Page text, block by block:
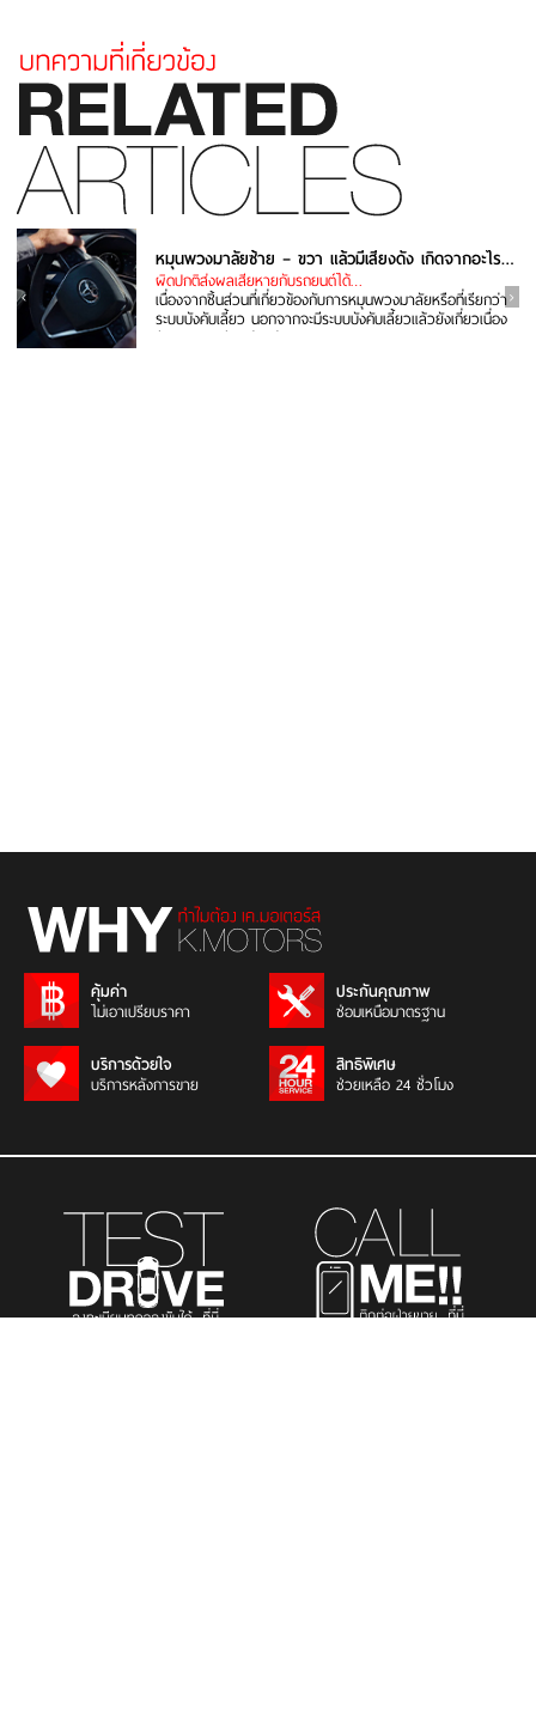
หมุนพวงมาลัยซ้าย – ขวา แล้วมีเสียงดัง เกิดจากอะไร แก้ยังไง
ผิดปกติส่งผลเสียหายกับรถยนต์ได้…
เนื่องจากชิ้นส่วนที่เกี่ยวข้องกับการหมุนพวงมาลัยหรือที่เรียกว่า
ระบบบังคับเลี้ยว นอกจากจะมีระบบบังคับเลี้ยวแล้วยังเกี่ยวเนื่อง
กับระบบรองรับ...อ่านต่อ
คุ้มค่า
ไม่เอาเปรียบราคา
ประกันคุณภาพ
ซ่อมเหนือมาตรฐาน
บริการด้วยใจ
บริการหลังการขาย
สิทธิพิเศษ
ช่วยเหลือ 24 ชั่วโมง